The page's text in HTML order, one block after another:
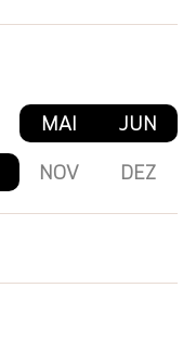
MAI JUN
NOV DEZ